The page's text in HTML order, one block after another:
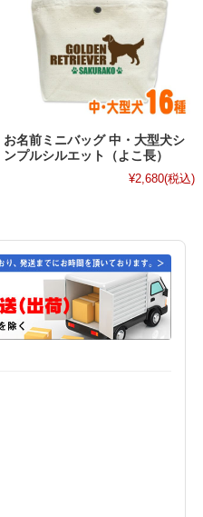
お名前ミニバッグ 中・大型犬シ
ンプルシルエット（よこ長）
¥2,680(税込)